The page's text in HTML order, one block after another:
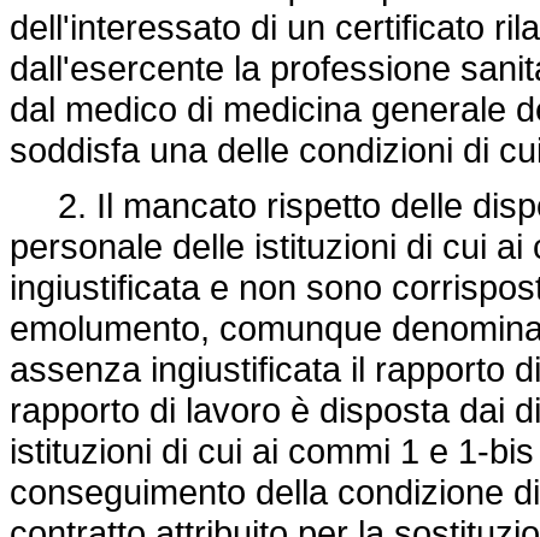
dell'interessato di un certificato
dall'esercente la professione
dal medico di medicina generale
soddisfa una delle condizioni di
2. Il mancato rispetto delle
personale delle istituzioni di cui
ingiustificata e non sono
emolumento, comunque
assenza ingiustificata il rapporto
rapporto di lavoro è disposta dai
istituzioni di cui ai commi 1 e 1-
conseguimento della condizione